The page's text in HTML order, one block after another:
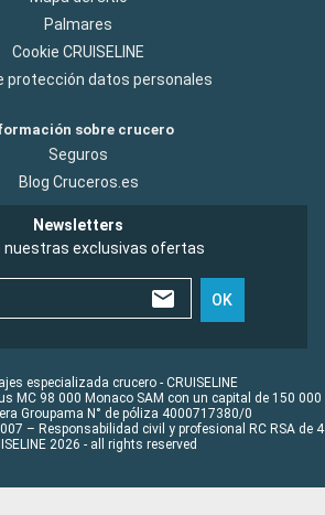
Palmares
Cookie CRUISELINE
protección datos personales
sobre crucero
Seguros
Blog Cruceros.es
Newsletters
nuestras exclusivas ofertas
OK
especializada crucero - CRUISELINE
MC 98 000 Monaco SAM con un capital de 150 000
Groupama N° de póliza 4000717380/0
– Responsabilidad civil y profesional RC RSA de
2026 - all rights reserved